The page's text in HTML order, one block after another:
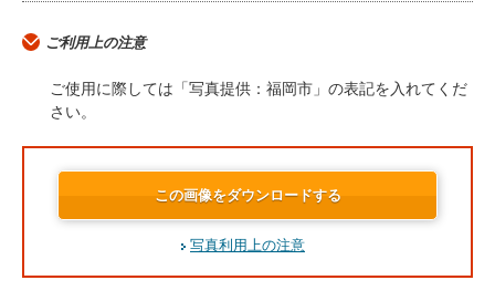
ご利用上の注意
ご使用に際しては「写真提供：福岡市」の表記を入れてくだ
さい。
この画像をダウンロードする
写真利用上の注意